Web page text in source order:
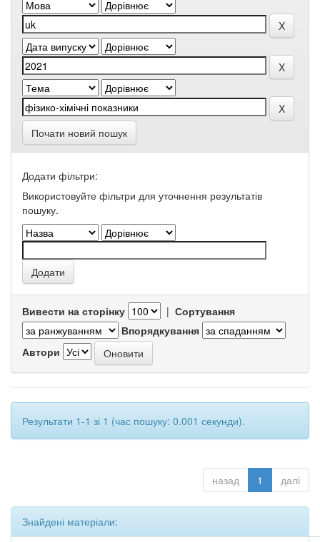
Почати новий пошук
Додати фільтри:
Використовуйте фільтри для уточнення результатів
пошуку.
Вивести на сторінку | Сортування
Впорядкування
Автори
Результати 1-1 зі 1 (час пошуку: 0.001 секунди).
назад 1 далі
Знайдені матеріали: